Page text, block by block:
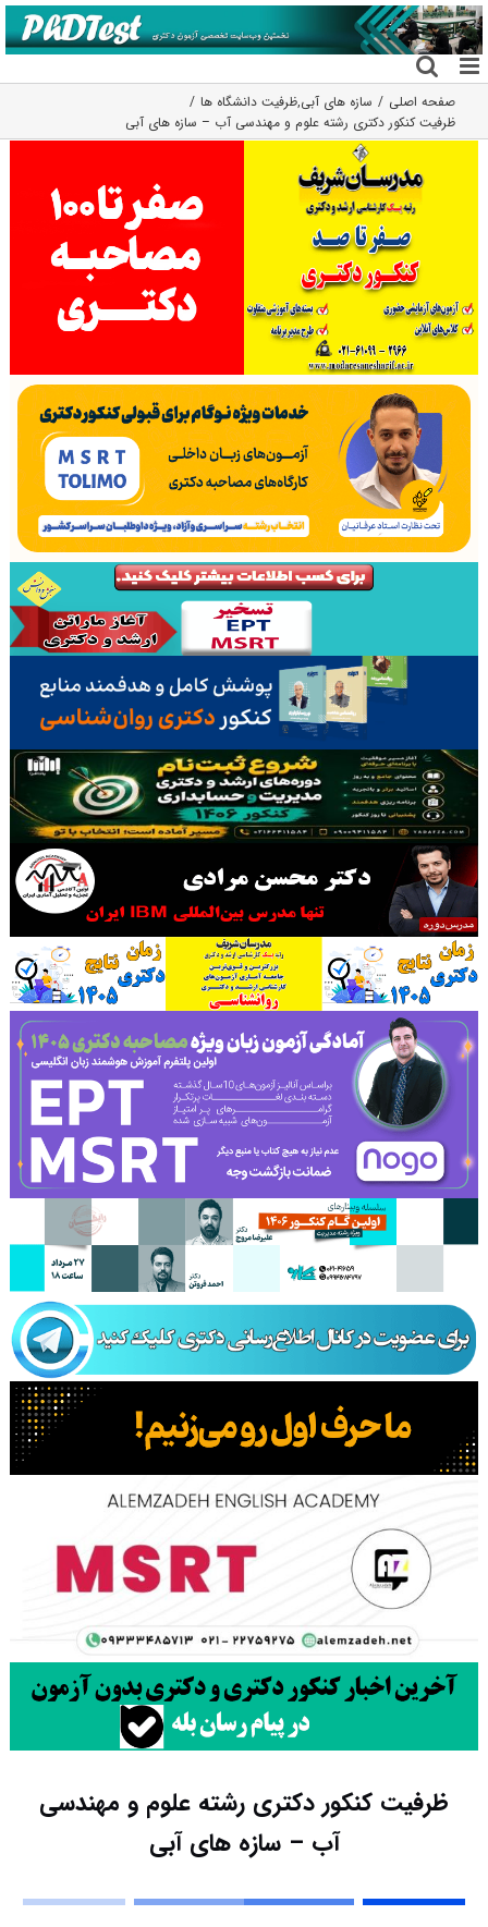
رفتن
به
محتوا
صفحه اصلی سازه های آبی,ظرفیت دانشگاه ها
ظرفیت کنکور دکتری رشته علوم و مهندسی آب – سازه های آبی
ظرفیت کنکور دکتری رشته علوم و مهندسی
آب – سازه های آبی